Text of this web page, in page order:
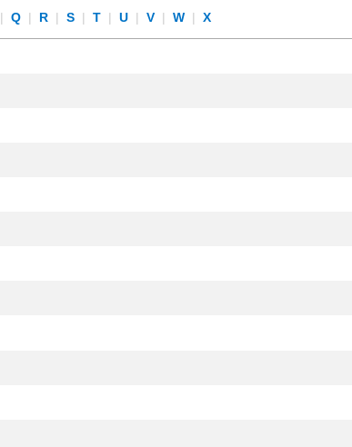
| Q | R | S | T | U | V | W | X